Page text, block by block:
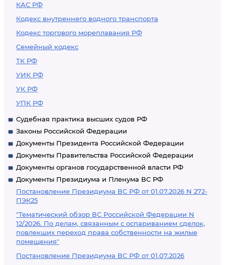
КАС РФ
Кодекс внутреннего водного транспорта
Кодекс торгового мореплавания РФ
Семейный кодекс
ТК РФ
УИК РФ
УК РФ
УПК РФ
Судебная практика высших судов РФ
Законы Российской Федерации
Документы Президента Российской Федерации
Документы Правительства Российской Федерации
Документы органов государственной власти РФ
Документы Президиума и Пленума ВС РФ
Постановление Президиума ВС РФ от 01.07.2026 N 272-
ПЭК25
"Тематический обзор ВС Российской Федерации N
12/2026. По делам, связанным с оспариванием сделок,
повлекших переход права собственности на жилые
помещения"
Постановление Президиума ВС РФ от 01.07.2026